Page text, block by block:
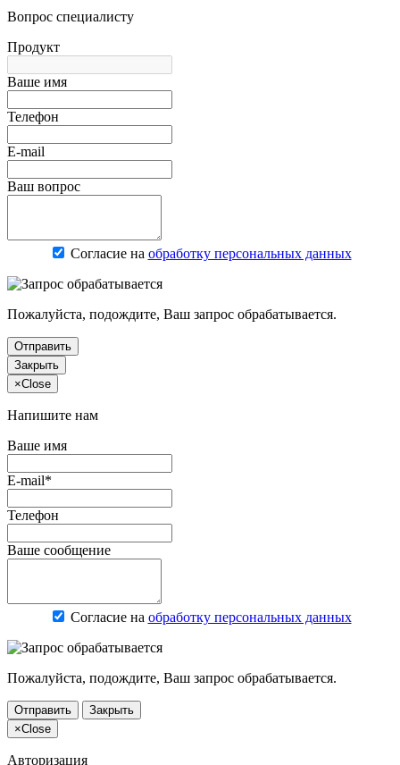
Вопрос специалисту
Продукт
Ваше имя
Телефон
E-mail
Ваш вопрос
Согласие на обработку персональных данных
Пожалуйста, подождите, Ваш запрос обрабатывается.
Отправить
Закрыть
×Close
Напишите нам
Ваше имя
E-mail*
Телефон
Ваше сообщение
Согласие на обработку персональных данных
Пожалуйста, подождите, Ваш запрос обрабатывается.
Отправить
Закрыть
×Close
Авторизация